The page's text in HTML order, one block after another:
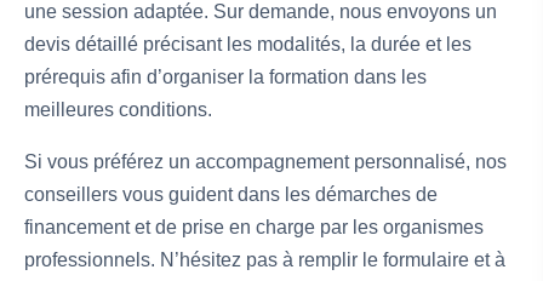
une session adaptée. Sur demande, nous envoyons un
devis détaillé précisant les modalités, la durée et les
prérequis afin d’organiser la formation dans les
meilleures conditions.
Si vous préférez un accompagnement personnalisé, nos
conseillers vous guident dans les démarches de
financement et de prise en charge par les organismes
professionnels. N’hésitez pas à remplir le formulaire et à